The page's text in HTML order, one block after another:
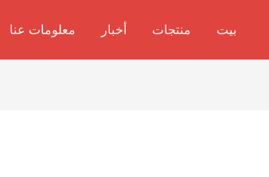
بيت منتجات أخبار معلومات عنا